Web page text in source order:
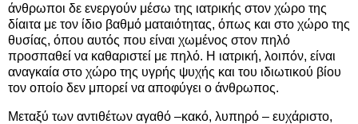
άνθρωποι δε ενεργούν μέσω της ιατρικής στον χώρο της
δίαιτα με τον ίδιο βαθμό ματαιότητας, όπως και στο χώρο της
θυσίας, όπου αυτός που είναι χωμένος στον πηλό
προσπαθεί να καθαριστεί με πηλό. Η ιατρική, λοιπόν, είναι
αναγκαία στο χώρο της υγρής ψυχής και του ιδιωτικού βίου
τον οποίο δεν μπορεί να αποφύγει ο άνθρωπος.
Μεταξύ των αντιθέτων αγαθό –κακό, λυπηρό – ευχάριστο,